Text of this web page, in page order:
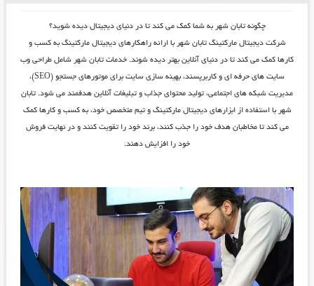
چگونه تابان شهر به شما کمک می ‌کند تا در دنیای دیجیتال دیده شوید؟
شرکت دیجیتال مارکتینگ تابان شهر با ارائه راهکارهای دیجیتال مارکتینگ به کسب و
کارها کمک می ‌کند تا در دنیای آنلاین بهتر دیده شوند. خدمات تابان شهر شامل طراحی وب‌
سایت‌ های حرفه ‌ای و کاربرپسند، بهینه‌ سازی سایت برای موتورهای جستجو (SEO)،
مدیریت شبکه ‌های اجتماعی، تولید محتوای جذاب و تبلیغات آنلاین هدفمند می ‌شود. تابان
شهر با استفاده از ابزارهای دیجیتال مارکتینگ و تیم متخصص خود، به کسب و کارها کمک
می‌ کند تا مخاطبان هدف خود را جذب کنند، برند خود را تقویت کنند و در نهایت فروش
خود را افزایش دهند.